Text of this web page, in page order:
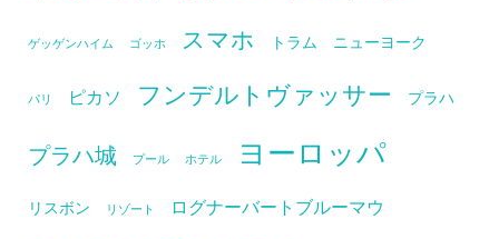
ゲッゲンハイム ゴッホ スマホ トラム ニューヨーク
パリ ピカソ フンデルトヴァッサー プラハ
プラハ城 プール ホテル ヨーロッパ
リスボン リゾート
ログナーバートブルーマウ